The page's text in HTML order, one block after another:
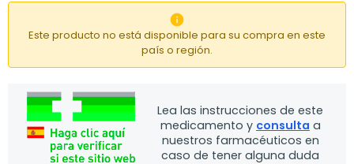

Este producto no está disponible para su compra en este
país o región.
Lea las instrucciones de este
medicamento y consulta a
nuestros farmacéuticos en
caso de tener alguna duda